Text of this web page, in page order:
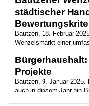
städtischer
Bautzen, 18. Februar
Wenzelsmarkt einer
Bürgerhaushalt:
Projekte
Bautzen, 9. Januar 2025.
auch in diesem Jahr ein